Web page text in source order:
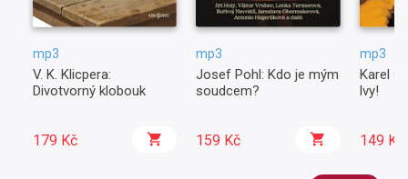
mp3
V. K. Klicpera:
Divotvorný klobouk
179 Kč
mp3
Josef Pohl: Kdo je mým
soudcem?
159 Kč
mp3
Karel
lvy!
149 Kč